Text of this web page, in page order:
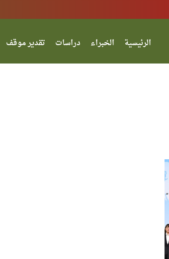
الرئيسية الخبراء دراسات تقدير موقف